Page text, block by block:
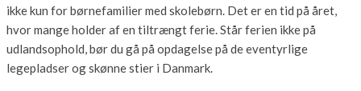
ikke kun for børnefamilier med skolebørn. Det er en tid på året,
hvor mange holder af en tiltrængt ferie. Står ferien ikke på
udlandsophold, bør du gå på opdagelse på de eventyrlige
legepladser og skønne stier i Danmark.